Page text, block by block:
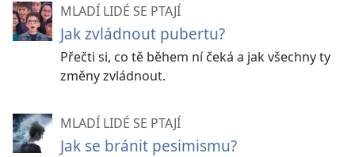
MLADÍ LIDÉ SE PTAJÍ
Jak zvládnout pubertu?
Přečti si, co tě během ní čeká a jak všechny ty
změny zvládnout.
MLADÍ LIDÉ SE PTAJÍ
Jak se bránit pesimismu?